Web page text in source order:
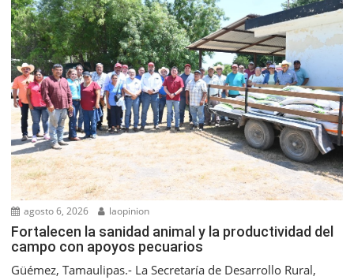
agosto 6, 2026 laopinion
Fortalecen la sanidad animal y la productividad del
campo con apoyos pecuarios
Güémez, Tamaulipas.- La Secretaría de Desarrollo Rural,